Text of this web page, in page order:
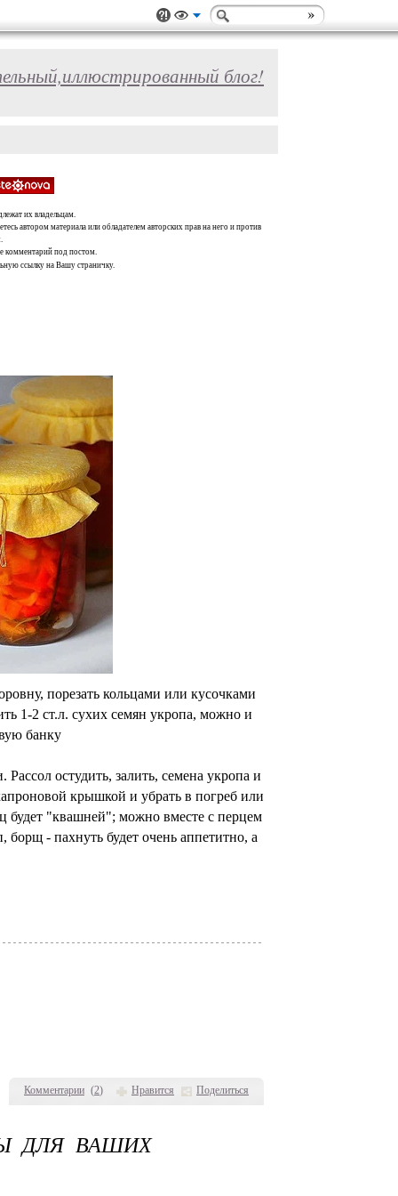
блог!
их владельцам.
автором материала или обладателем авторских прав на него и против
комментарий под постом.
ссылку на Вашу страничку.
Комментарии (2) Нравится Поделиться
порезать кольцами или кусочками
1-2 ст.л. сухих семян укропа, можно и
банку
остудить, залить, семена укропа и
крышкой и убрать в погреб или
будет "квашней"; можно вместе с перцем
- пахнуть будет очень аппетитно, а
ДЛЯ ВАШИХ